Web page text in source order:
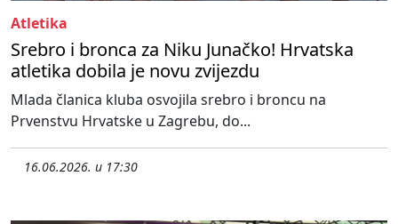
Atletika
Srebro i bronca za Niku Junačko! Hrvatska
atletika dobila je novu zvijezdu
Mlada članica kluba osvojila srebro i broncu na
Prvenstvu Hrvatske u Zagrebu, do...
16.06.2026. u 17:30